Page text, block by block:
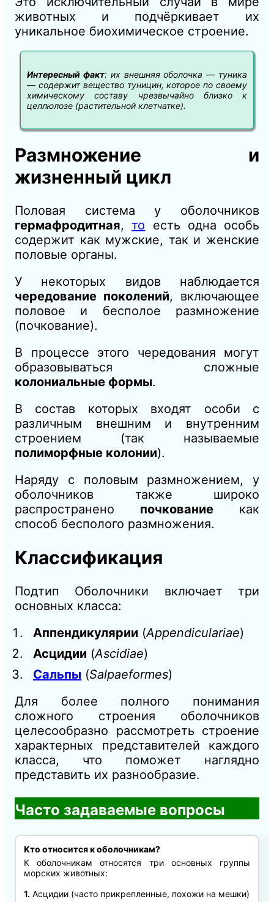
животных и подчёркивает их
уникальное биохимическое строение.
Интересный факт: их внешняя оболочка — туника
— содержит вещество туницин, которое по своему
химическому составу чрезвычайно близко к
целлюлозе (растительной клетчатке).
Размножение и
жизненный цикл
Половая система у оболочников
гермафродитная, то есть одна особь
содержит как мужские, так и женские
половые органы.
У некоторых видов наблюдается
чередование поколений, включающее
половое и бесполое размножение
(почкование).
В процессе этого чередования могут
образовываться сложные
колониальные формы.
В состав которых входят особи с
различным внешним и внутренним
строением (так называемые
полиморфные колонии).
Наряду с половым размножением, у
оболочников также широко
распространено почкование как
способ бесполого размножения.
Классификация
Подтип Оболочники включает три
основных класса:
Аппендикулярии (Appendiculariae)
Асцидии (Ascidiae)
Сальпы (Salpaeformes)
Для более полного понимания
сложного строения оболочников
целесообразно рассмотреть строение
характерных представителей каждого
класса, что поможет наглядно
представить их разнообразие.
Часто задаваемые вопросы
Кто относится к оболочникам?
К оболочникам относятся три основных группы
морских животных:
1.Асцидии (часто прикрепленные, похожи на мешки)